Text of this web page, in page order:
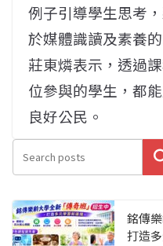
例子引導學生思考
於媒體識讀及素養
莊東燐表示，透過
位參與的學生，都
良好公民。
搜
銘傳
打造